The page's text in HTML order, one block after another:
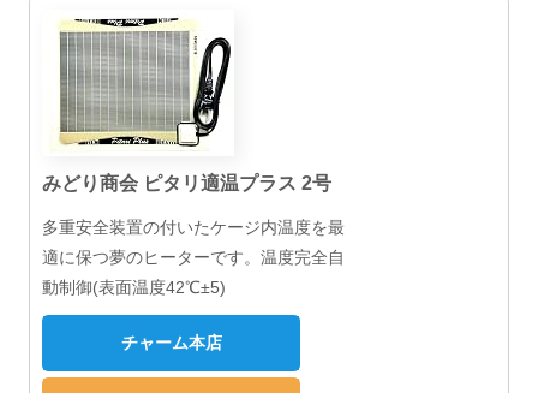
みどり商会 ピタリ適温プラス 2号
多重安全装置の付いたケージ内温度を最
適に保つ夢のヒーターです。温度完全自
動制御(表面温度42℃±5)
チャーム本店